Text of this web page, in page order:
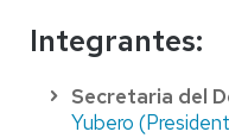
Integrantes:
Secretaria del
Yubero